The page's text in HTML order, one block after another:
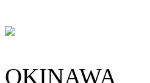
OKINAWA